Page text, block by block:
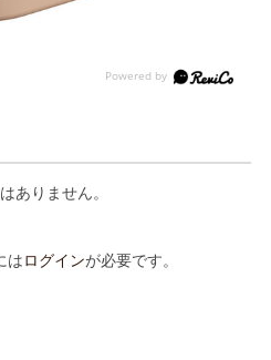
ありません。
はログインが必要です。